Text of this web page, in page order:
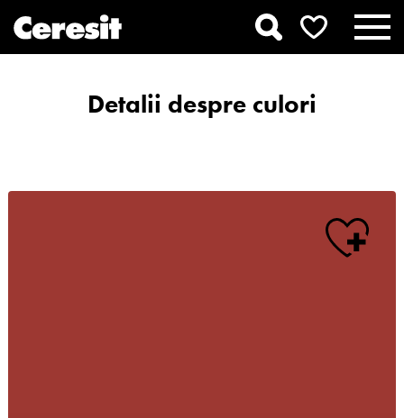
Detalii despre culori